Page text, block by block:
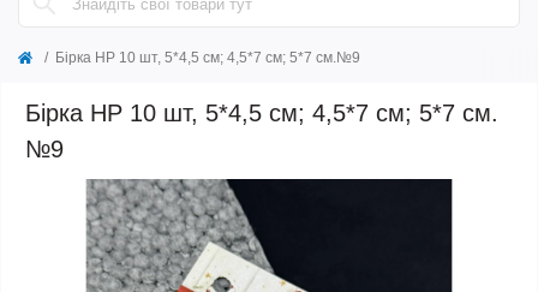
Бірка НР 10 шт, 5*4,5 см; 4,5*7 см; 5*7 см.№9
Бірка НР 10 шт, 5*4,5 см; 4,5*7 см; 5*7 см.
№9